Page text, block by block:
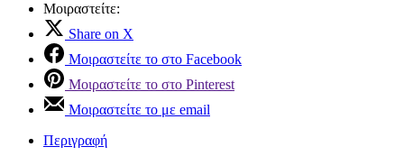
Μοιραστείτε:
Share on X
Μοιραστείτε το στο Facebook
Μοιραστείτε το στο Pinterest
Μοιραστείτε το με email
Περιγραφή